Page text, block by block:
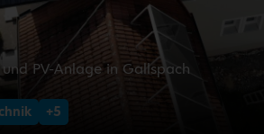
und PV-Anlage in Gallspach
+5